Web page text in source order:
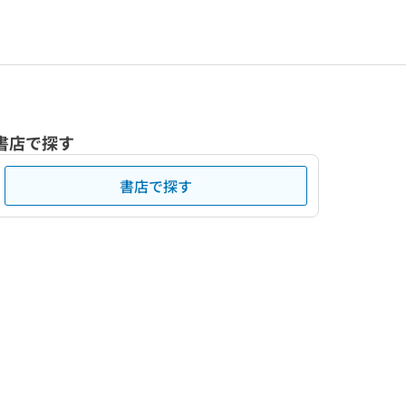
店で探す
書店で探す